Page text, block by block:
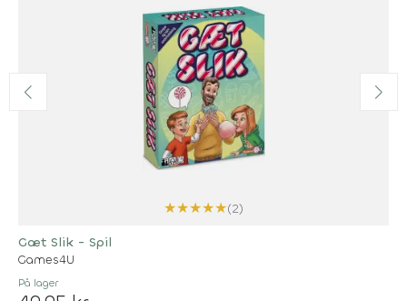
★★★★★(2)
Gæt Slik - Spil
Games4U
På lager